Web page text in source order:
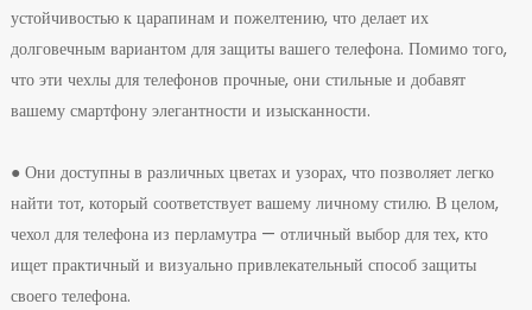
устойчивостью к царапинам и пожелтению, что делает их
долговечным вариантом для защиты вашего телефона. Помимо того,
что эти чехлы для телефонов прочные, они стильные и добавят
вашему смартфону элегантности и изысканности.
● Они доступны в различных цветах и узорах, что позволяет легко
найти тот, который соответствует вашему личному стилю. В целом,
чехол для телефона из перламутра — отличный выбор для тех, кто
ищет практичный и визуально привлекательный способ защиты
своего телефона.